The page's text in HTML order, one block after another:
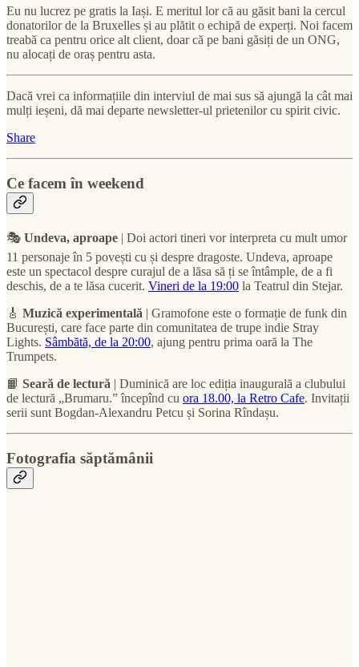
Eu nu lucrez pe gratis la Iași. E meritul lor că au găsit bani la cercul
donatorilor de la Bruxelles și au plătit o echipă de experți. Noi facem
treabă ca pentru orice alt client, doar că pe bani găsiți de un ONG,
nu alocați de oraș pentru asta.
Dacă vrei ca informațiile din interviul de mai sus să ajungă la cât mai
mulți ieșeni, dă mai departe newsletter-ul prietenilor cu spirit civic.
Share
Ce facem în weekend
🎭 Undeva, aproape | Doi actori tineri vor interpreta cu mult umor
11 personaje în 5 povești cu și despre dragoste. Undeva, aproape
este un spectacol despre curajul de a lăsa să ți se întâmple, de a fi
deschis, de a te lăsa cucerit. Vineri de la 19:00 la Teatrul din Stejar.
🎸 Muzică experimentală | Gramofone este o formație de funk din
București, care face parte din comunitatea de trupe indie Stray
Lights. Sâmbătă, de la 20:00, ajung pentru prima oară la The
Trumpets.
📙 Seară de lectură | Duminică are loc ediția inaugurală a clubului
de lectură „Brumaru.” începînd cu ora 18.00, la Retro Cafe. Invitații
serii sunt Bogdan-Alexandru Petcu și Sorina Rîndașu.
Fotografia săptămânii